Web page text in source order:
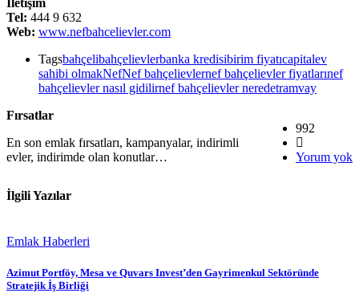
Tel: 444 9 632
Web: www.nefbahcelievler.com
Tagsbahçelibahçelievlerbanka kredisibirim fiyatıcapitalev
sahibi olmakNefNef bahçelievlernef bahçelievler fiyatlarınef
bahçelievler nasıl gidilirnef bahçelievler neredetramvay
992
Yorum yok
Fırsatlar
En son emlak fırsatları, kampanyalar, indirimli
evler, indirimde olan konutlar…
İlgili Yazılar
Emlak Haberleri
Azimut Portföy, Mesa ve Quvars Invest’den Gayrimenkul Sektöründe
Stratejik İş Birliği